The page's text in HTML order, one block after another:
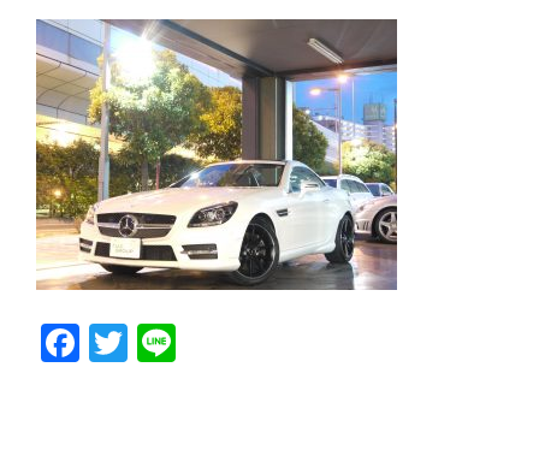
スタッフ紹介
お問い合わせ
スタッフblog 納車blog
ホーム T.U.C.GROUP
Facebook
Twitter